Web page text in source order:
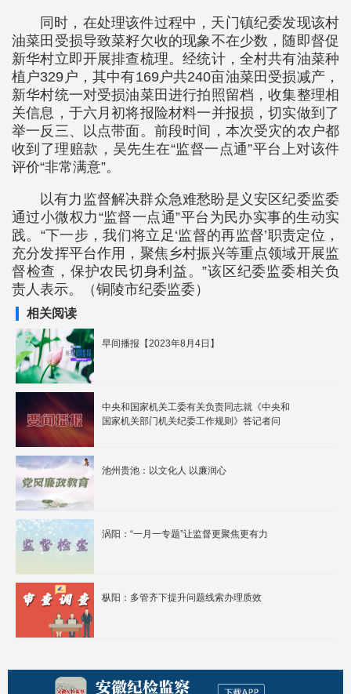
同时，在处理该件过程中，天门镇纪委发现该村
油菜田受损导致菜籽欠收的现象不在少数，随即督促
新华村立即开展排查梳理。经统计，全村共有油菜种
植户329户，其中有169户共240亩油菜田受损减产，
新华村统一对受损油菜田进行拍照留档，收集整理相
关信息，于六月初将报险材料一并报损，切实做到了
举一反三、以点带面。前段时间，本次受灾的农户都
收到了理赔款，吴先生在“监督一点通”平台上对该件
评价“非常满意”。
以有力监督解决群众急难愁盼是义安区纪委监委
通过小微权力“监督一点通”平台为民办实事的生动实
践。“下一步，我们将立足‘监督的再监督’职责定位，
充分发挥平台作用，聚焦乡村振兴等重点领域开展监
督检查，保护农民切身利益。”该区纪委监委相关负
责人表示。（铜陵市纪委监委）
相关阅读
早间播报【2023年8月4日】
中央和国家机关工委有关负责同志就《中央和
国家机关部门机关纪委工作规则》答记者问
池州贵池：以文化人 以廉润心
涡阳：“一月一专题”让监督更聚焦更有力
枞阳：多管齐下提升问题线索办理质效